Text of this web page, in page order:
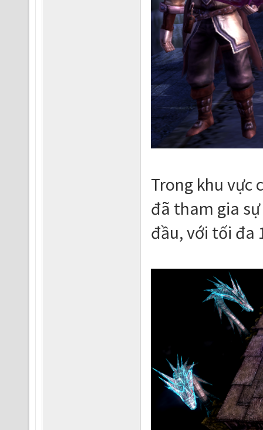
Trong khu vực
đã tham gia
đầu, với tối đa